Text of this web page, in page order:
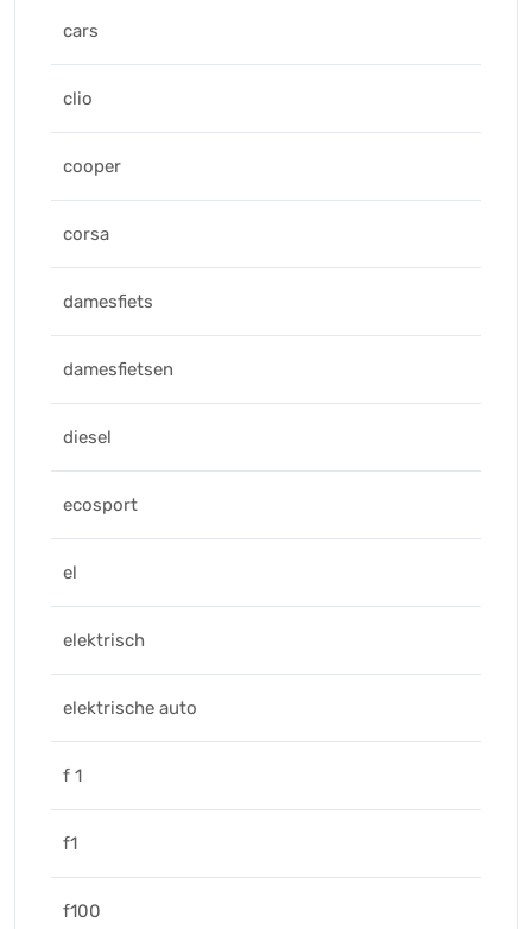
cars
clio
cooper
corsa
damesfiets
damesfietsen
diesel
ecosport
el
elektrisch
elektrische auto
f 1
f1
f100